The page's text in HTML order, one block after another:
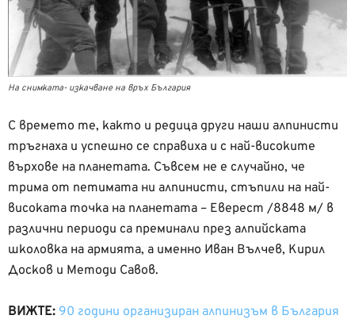
На снимката- изкачване на връх България
С времето те, както и редица други наши алпинисти
тръгнаха и успешно се справиха и с най-високите
върхове на планетата. Съвсем не е случайно, че
трима от петимата ни алпинисти, стъпили на най-
високата точка на планетата – Еверест /8848 м/ в
различни периоди са преминали през алпийската
школовка на армията, а именно Иван Вълчев, Кирил
Досков и Методи Савов.
ВИЖТЕ: 90 години организиран алпинизъм в България